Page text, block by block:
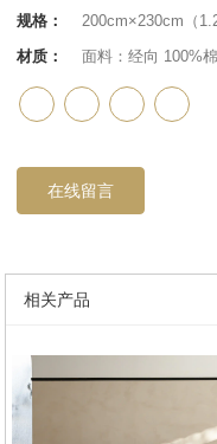
规格：
200cm×230cm（
材质：
面料：经向 100%
在线留言
相关产品